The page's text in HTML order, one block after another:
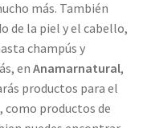
más. También
de la piel y el cabello,
champús y
enAnamarnatural,
productos para el
como productos de